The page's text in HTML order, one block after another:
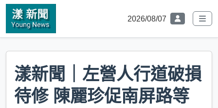
2026/08/07
漾新聞｜左營人行道破損
待修 陳麗珍促南屏路等